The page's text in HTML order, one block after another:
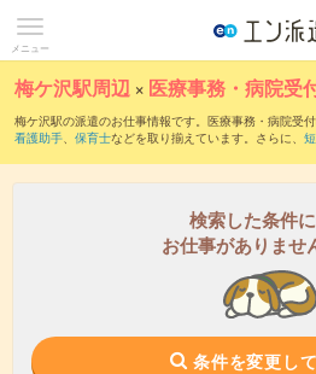
メニュー
梅ケ沢駅周辺 × 医療事務・病院受
梅ケ沢駅の派遣のお仕事情報です。医療事務・病院受付
看護助手、 保育士などを取り揃えています。さらに、
検索した条件
お仕事がありませ
条件を変更し